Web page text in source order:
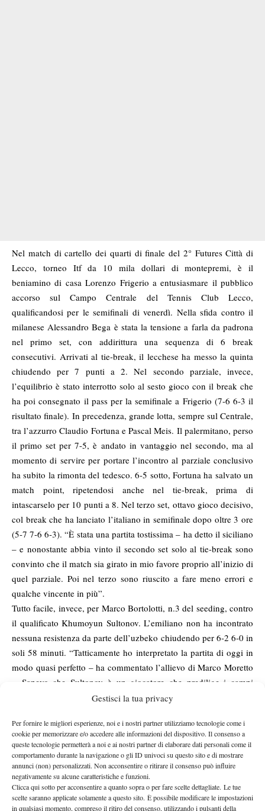
Gestisci la tua privacy
Per fornire le migliori esperienze, noi e i nostri partner utilizziamo tecnologie come i
cookie per memorizzare e/o accedere alle informazioni del dispositivo. Il consenso a
queste tecnologie permetterà a noi e ai nostri partner di elaborare dati personali come il
comportamento durante la navigazione o gli ID univoci su questo sito e di mostrare
annunci (non) personalizzati. Non acconsentire o ritirare il consenso può influire
negativamente su alcune caratteristiche e funzioni.
Clicca qui sotto per acconsentire a quanto sopra o per fare scelte dettagliate. Le tue
scelte saranno applicate solamente a questo sito. È possibile modificare le impostazioni
in qualsiasi momento, compreso il ritiro del consenso, utilizzando i pulsanti della
Nel match di cartello dei quarti di finale del 2° Futures Città di
Lecco, torneo Itf da 10 mila dollari di montepremi, è il
beniamino di casa Lorenzo Frigerio a entusiasmare il pubblico
accorso sul Campo Centrale del Tennis Club Lecco,
qualificandosi per le semifinali di venerdì. Nella sfida contro il
milanese Alessandro Bega è stata la tensione a farla da padrona
nel primo set, con addirittura una sequenza di 6 break
consecutivi. Arrivati al tie-break, il lecchese ha messo la quinta
chiudendo per 7 punti a 2. Nel secondo parziale, invece,
l’equilibrio è stato interrotto solo al sesto gioco con il break che
ha poi consegnato il pass per la semifinale a Frigerio (7-6 6-3 il
risultato finale). In precedenza, grande lotta, sempre sul Centrale,
tra l’azzurro Claudio Fortuna e Pascal Meis. Il palermitano, perso
il primo set per 7-5, è andato in vantaggio nel secondo, ma al
momento di servire per portare l’incontro al parziale conclusivo
ha subito la rimonta del tedesco. 6-5 sotto, Fortuna ha salvato un
match point, ripetendosi anche nel tie-break, prima di
intascarselo per 10 punti a 8. Nel terzo set, ottavo gioco decisivo,
col break che ha lanciato l’italiano in semifinale dopo oltre 3 ore
(5-7 7-6 6-3). “È stata una partita tostissima – ha detto il siciliano
– e nonostante abbia vinto il secondo set solo al tie-break sono
convinto che il match sia girato in mio favore proprio all’inizio di
quel parziale. Poi nel terzo sono riuscito a fare meno errori e
qualche vincente in più”.
Tutto facile, invece, per Marco Bortolotti, n.3 del seeding, contro
il qualificato Khumoyun Sultonov. L’emiliano non ha incontrato
nessuna resistenza da parte dell’uzbeko chiudendo per 6-2 6-0 in
soli 58 minuti. “Tatticamente ho interpretato la partita di oggi in
modo quasi perfetto – ha commentato l’allievo di Marco Moretto
-. Sapevo che Sultonov è un giocatore che predilige i campi
veloci, quindi ho cambiato spesso ritmo per metterlo in difficoltà.
turno, quella contro il brasiliano Luz, perché ieri contro Baldi ho
giocato veramente male, con traiettorie molto corte sin
dall’inizio. Per fortuna sono riuscito a spuntarla e domani contro
Frigerio sarà sicuramente un’altra battaglia”. Nell’ultimo quarto
di finale, il greco Stefanos Tsitsipas spegne le ambizioni
dell’italiano Liam Caruana. Il 18enne di Roma nulla ha potuto